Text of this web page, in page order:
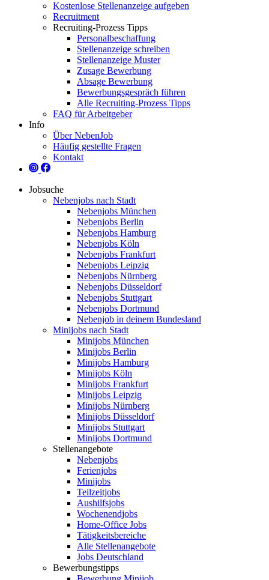
Kostenlose Stellenanzeige aufgeben
Recruitment
Recruiting-Prozess Tipps
Personalbeschaffung
Stellenanzeige schreiben
Stellenanzeige Muster
Zusage Bewerbung
Absage Bewerbung
Bewerbungsgespräch führen
Alle Recruiting-Prozess Tipps
FAQ für Arbeitgeber
Info
Über NebenJob
Häufig gestellte Fragen
Kontakt
Jobsuche
Nebenjobs nach Stadt
Nebenjobs München
Nebenjobs Berlin
Nebenjobs Hamburg
Nebenjobs Köln
Nebenjobs Frankfurt
Nebenjobs Leipzig
Nebenjobs Nürnberg
Nebenjobs Düsseldorf
Nebenjobs Stuttgart
Nebenjobs Dortmund
Nebenjob in deinem Bundesland
Minijobs nach Stadt
Minijobs München
Minijobs Berlin
Minijobs Hamburg
Minijobs Köln
Minijobs Frankfurt
Minijobs Leipzig
Minijobs Nürnberg
Minijobs Düsseldorf
Minijobs Stuttgart
Minijobs Dortmund
Stellenangebote
Nebenjobs
Ferienjobs
Minijobs
Teilzeitjobs
Aushilfsjobs
Wochenendjobs
Home-Office Jobs
Tätigkeitsbereiche
Alle Stellenangebote
Jobs Deutschland
Bewerbungstipps